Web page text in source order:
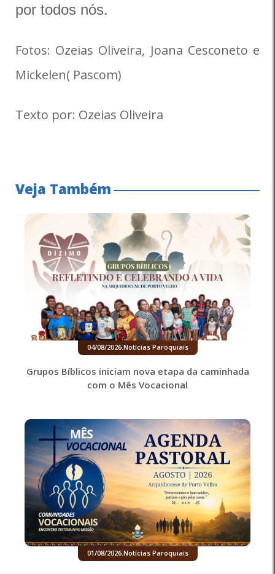
por todos nós.
Fotos: Ozeias Oliveira, Joana Cesconeto e
Mickelen( Pascom)
Texto por: Ozeias Oliveira
Veja Também
04/08/2026. Notícias Paroquiais
Grupos Bíblicos iniciam nova etapa da caminhada
com o Mês Vocacional
01/08/2026. Notícias Paroquiais